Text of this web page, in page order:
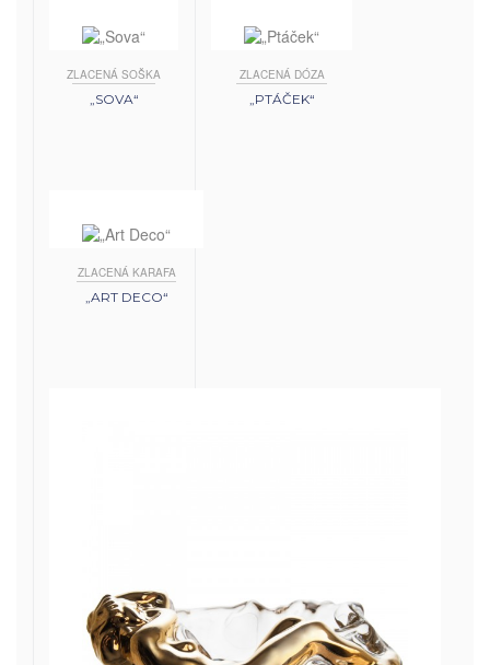
ZLACENÁ SOŠKA
„SOVA“
ZLACENÁ DÓZA
„PTÁČEK“
ZLACENÁ KARAFA
„ART DECO“